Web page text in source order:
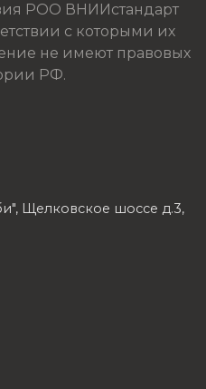
РОО ВНИИстандарт
с которыми их
не имеют правовых
РФ.
Щелковское шоссе д.3,